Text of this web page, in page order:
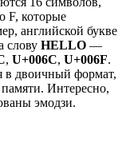
F, которые
английской букве
слову HELLO —
, U+006C, U+006F.
в двоичный формат,
Интересно,
эмодзи.